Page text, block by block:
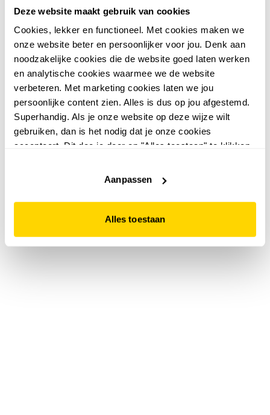
Deze website maakt gebruik van cookies
Cookies, lekker en functioneel. Met cookies maken we
onze website beter en persoonlijker voor jou. Denk aan
noodzakelijke cookies die de website goed laten werken
en analytische cookies waarmee we de website
verbeteren. Met marketing cookies laten we jou
persoonlijke content zien. Alles is dus op jou afgestemd.
Superhandig. Als je onze website op deze wijze wilt
gebruiken, dan is het nodig dat je onze cookies
accepteert. Dit doe je door op "Alles toestaan" te klikken.
website niet optimaal functioneert.
Aanpassen
Alles toestaan